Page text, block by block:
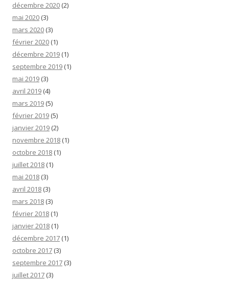
décembre 2020 (2)
mai 2020 (3)
mars 2020 (3)
février 2020 (1)
décembre 2019 (1)
septembre 2019 (1)
mai 2019 (3)
avril 2019 (4)
mars 2019 (5)
février 2019 (5)
janvier 2019 (2)
novembre 2018 (1)
octobre 2018 (1)
juillet 2018 (1)
mai 2018 (3)
avril 2018 (3)
mars 2018 (3)
février 2018 (1)
janvier 2018 (1)
décembre 2017 (1)
octobre 2017 (3)
septembre 2017 (3)
juillet 2017 (3)